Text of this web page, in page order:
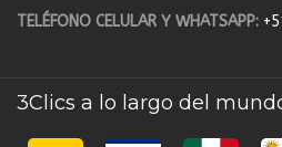
TELÉFONO CELULAR Y WHATSAPP:
3Clics a lo largo del